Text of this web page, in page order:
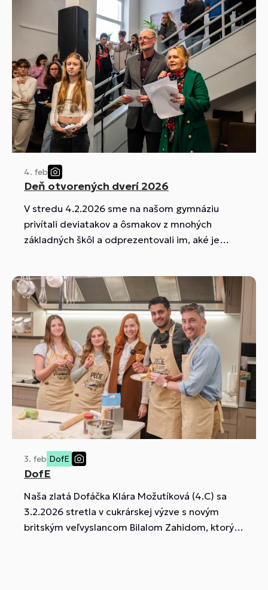
4. feb
Deň otvorených dverí 2026
V stredu 4.2.2026 sme na našom gymnáziu
privítali deviatakov a ôsmakov z mnohých
základných škôl a odprezentovali im, aké je
3. feb DofE
DofE
Naša zlatá Dofáčka Klára Možutíková (4.C) sa
3.2.2026 stretla v cukrárskej výzve s novým
britským veľvyslancom Bilalom Zahidom, ktorý